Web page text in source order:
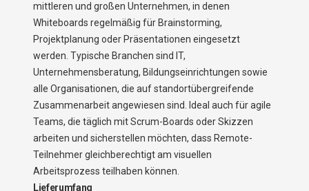
mittleren und großen Unternehmen, in denen
Whiteboards regelmäßig für Brainstorming,
Projektplanung oder Präsentationen eingesetzt
werden. Typische Branchen sind IT,
Unternehmensberatung, Bildungseinrichtungen sowie
alle Organisationen, die auf standortübergreifende
Zusammenarbeit angewiesen sind. Ideal auch für agile
Teams, die täglich mit Scrum-Boards oder Skizzen
arbeiten und sicherstellen möchten, dass Remote-
Teilnehmer gleichberechtigt am visuellen
Arbeitsprozess teilhaben können.
Lieferumfang